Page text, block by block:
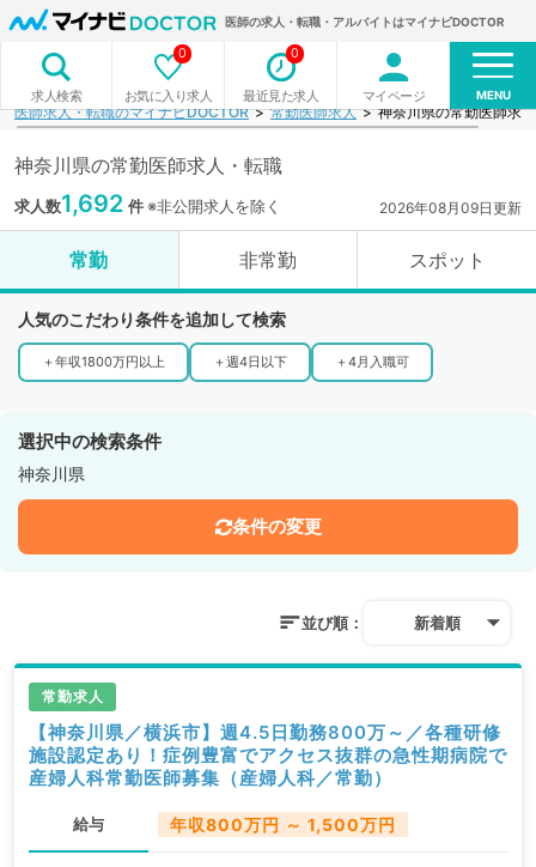
医師の求人・転職・アルバイトはマイナビDOCTOR
求人検索 お気に入り求人
0
最近見た求人
0
マイページ MENU
医師求人・転職のマイナビDOCTOR 常勤医師求人 神奈川県の常勤医師求
神奈川県の常勤医師求人・転職
求人数1,692 件※非公開求人を除く 2026年08月09日更新
常勤 非常勤 スポット
人気のこだわり条件を追加して検索
＋年収1800万円以上 ＋週4日以下 ＋4月入職可
選択中の検索条件
神奈川県
条件の変更
並び順： 新着順
常勤求人
【神奈川県／横浜市】週4.5日勤務800万～／各種研修
施設認定あり！症例豊富でアクセス抜群の急性期病院で
産婦人科常勤医師募集（産婦人科／常勤）
給与 年収800万円 ～ 1,500万円